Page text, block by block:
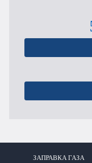
ЗАПРАВКА ГАЗА